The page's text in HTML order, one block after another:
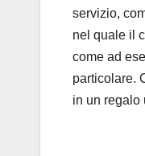
servizio,
nel quale il
come ad
particolare.
in un regalo